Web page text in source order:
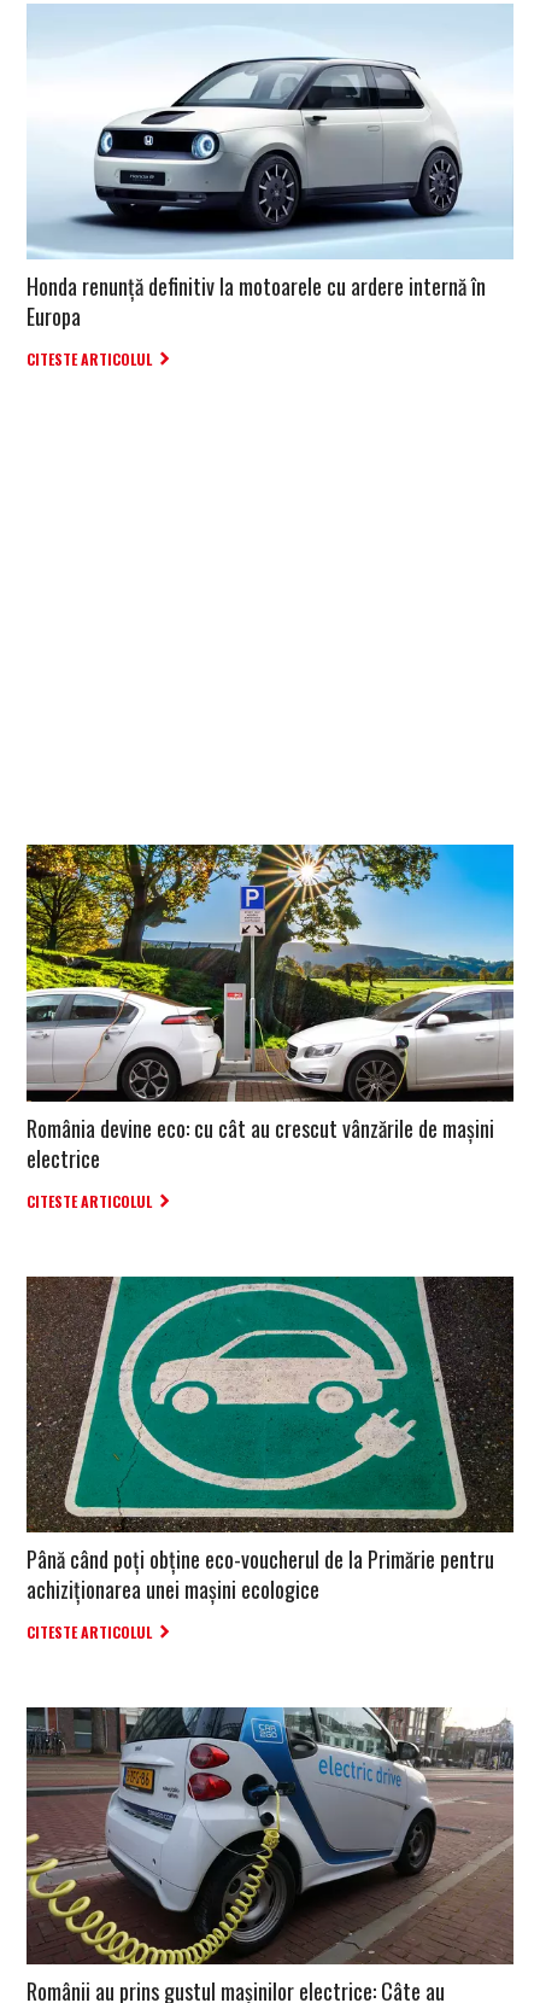
Honda renunță definitiv la motoarele cu ardere internă în
Europa
CITESTE ARTICOLUL
România devine eco: cu cât au crescut vânzările de mașini
electrice
CITESTE ARTICOLUL
Până când poți obține eco-voucherul de la Primărie pentru
achiziționarea unei mașini ecologice
CITESTE ARTICOLUL
Românii au prins gustul mașinilor electrice: Câte au